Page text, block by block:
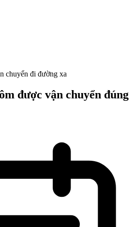
chuyển đi đường xa
được vận chuyển đúng